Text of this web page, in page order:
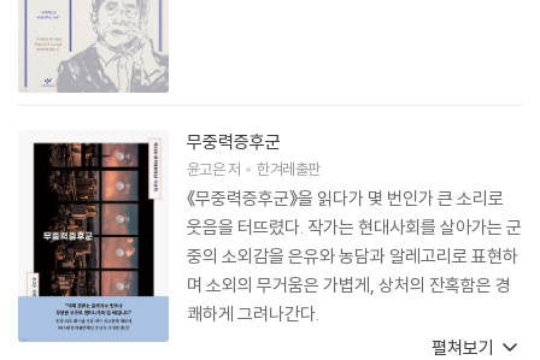
무중력증후군
윤고은저 한겨레출판
《무중력증후군》을 읽다가 몇 번인가 큰 소리로
웃음을 터뜨렸다. 작가는 현대사회를 살아가는 군
중의 소외감을 은유와 농담과 알레고리로 표현하
며 소외의 무거움은 가볍게, 상처의 잔혹함은 경
쾌하게 그려나간다.
펼쳐보기